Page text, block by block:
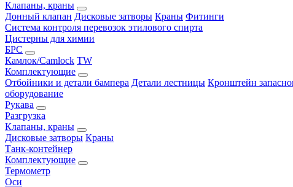
Клапаны, краны
Донный клапан Дисковые затворы Краны Фитинги
Система контроля перевозок этилового спирта
Цистерны для химии
БРС
Камлок/Camlock TW
Комплектующие
Отбойники и детали бампера Детали лестницы Кронштейн
оборудование
Рукава
Разгрузка
Клапаны, краны
Дисковые затворы Краны
Танк-контейнер
Комплектующие
Термометр
Оси